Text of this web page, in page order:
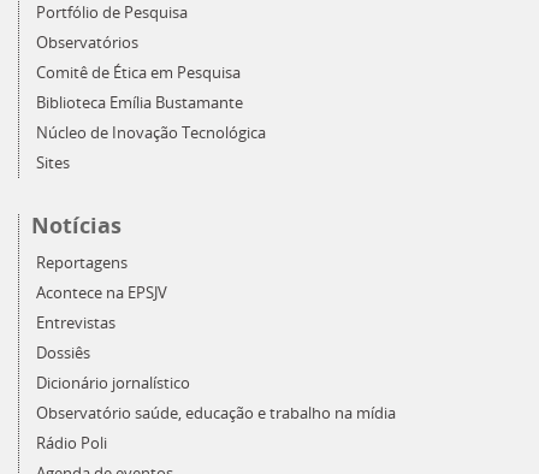
Portfólio de Pesquisa
Observatórios
Comitê de Ética em Pesquisa
Biblioteca Emília Bustamante
Núcleo de Inovação Tecnológica
Sites
Notícias
Reportagens
Acontece na EPSJV
Entrevistas
Dossiês
Dicionário jornalístico
Observatório saúde, educação e trabalho na mídia
Rádio Poli